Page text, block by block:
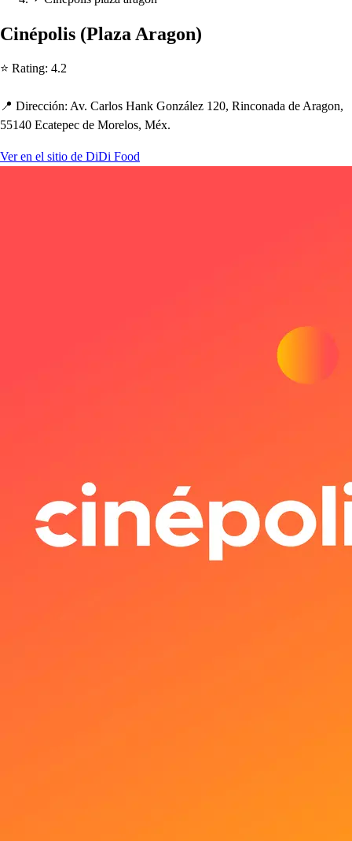
Cinépolis (Plaza Aragon)
⭐ Rating: 4.2
📍 Dirección: Av. Carlos Hank González 120, Rinconada de Aragon,
55140 Ecatepec de Morelos, Méx.
Ver en el sitio de DiDi Food